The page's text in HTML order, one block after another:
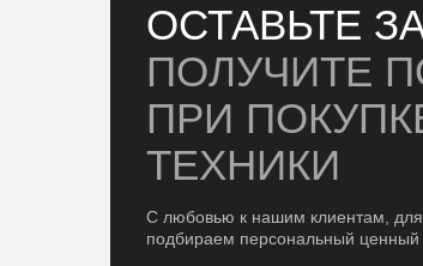
ОСТАВЬТЕ
ПОЛУЧИТЕ
ПРИ
ТЕХНИКИ
С любовью к нашим клиентам, для
подбираем персональный ценный